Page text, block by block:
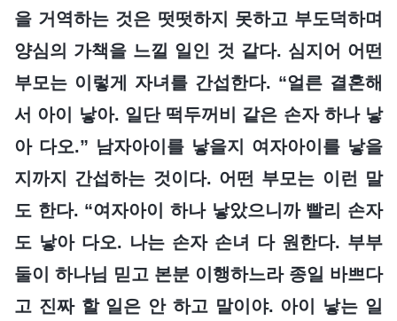
을 거역하는 것은 떳떳하지 못하고 부도덕하며
양심의 가책을 느낄 일인 것 같다. 심지어 어떤
부모는 이렇게 자녀를 간섭한다. “얼른 결혼해
서 아이 낳아. 일단 떡두꺼비 같은 손자 하나 낳
아 다오.” 남자아이를 낳을지 여자아이를 낳을
지까지 간섭하는 것이다. 어떤 부모는 이런 말
도 한다. “여자아이 하나 낳았으니까 빨리 손자
도 낳아 다오. 나는 손자 손녀 다 원한다. 부부
둘이 하나님 믿고 본분 이행하느라 종일 바쁘다
고 진짜 할 일은 안 하고 말이야. 아이 낳는 일